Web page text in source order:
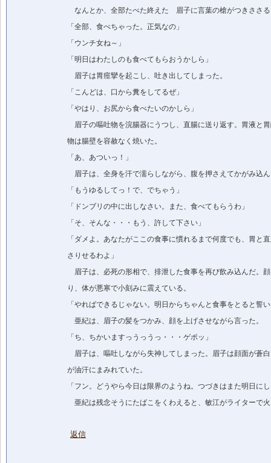
なんとか、全部たべた終えた 眉子に言葉の槍がつきささ
「全部、食べちゃった。正気なの」
「ウンチ女ね～」
「明日はわたしのも食べてもらおうかしら」
眉子は胃痙攣を起こし、吐き出してしまった。
「こんどは、口から糞をしてるぜ」
「やはり、お尻から食べたいのかしら」
眉子の嘔吐物を浣腸器にうつし、直腸に送り返す。胃液と
物は腸壁を容赦なく焼いた。
「あ、あついっ！」
眉子は、全身を汗で濡らしながら、腹を押さえてかがみ込
「もうゆるしてっ！で、でちゃう」
「ドンブリの中に出しなさい。また、食べてもらうわ」
「そ、そんな・・・もう、許して下さい」
「ダメよ。あなたがここの食事に慣れるまで何度でも、胃と
さりせるわよ」
眉子は、必死の形相で、排泄した食事を再び飲み込んだ。
り、体が悪寒で小刻みに震えている。
「やればできるじゃない。明日からちゃんと食事をとると誓
亜紀は、眉子の髪をつかみ、顔を上げさせながら言った。
「ち、ちかいますっうっうっ・・・ゲポッ」
眉子は、嘔吐しながら失神してしまった。眉子は顔面が蒼
が油汗にまみれていた。
「フン。どうやら今日は限界のようね。つづきはまた明日に
亜紀は残念そうにたばこをくわえると、敏江がライターで
返信